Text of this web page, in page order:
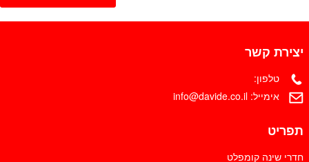
יצירת קשר
טלפון:
אימייל: info@davide.co.il
תפריט
חדרי שינה קומפלט